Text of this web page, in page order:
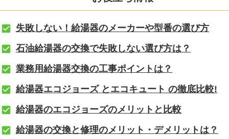
失敗しない！給湯器のメーカーや型番の選び方
石油給湯器の交換で失敗しない選び方は？
業務用給湯器交換の工事ポイントは？
給湯器エコジョーズ とエコキュート の徹底比較!
給湯器のエコジョーズのメリットと比較
給湯器の交換と修理のメリット・デメリットは？